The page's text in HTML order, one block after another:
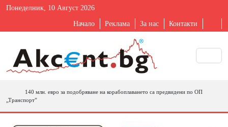
Понеделник, 10 Август 2026
Начало Реклама За нас Контакти
140 млн. евро за подобряване на корабоплаването са предвидени по ОП
„Транспорт”